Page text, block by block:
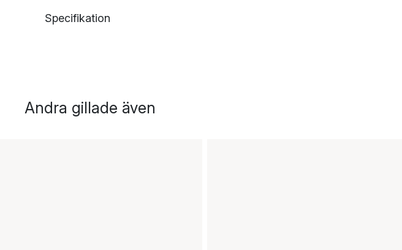
Specifikation
Andra gillade även